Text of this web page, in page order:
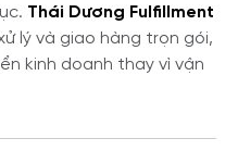
Thái Dương Fulfillment
lý và giao hàng trọn gói,
kinh doanh thay vì vận